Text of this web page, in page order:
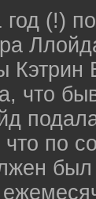
год (!)
Кэтрин
что
что по